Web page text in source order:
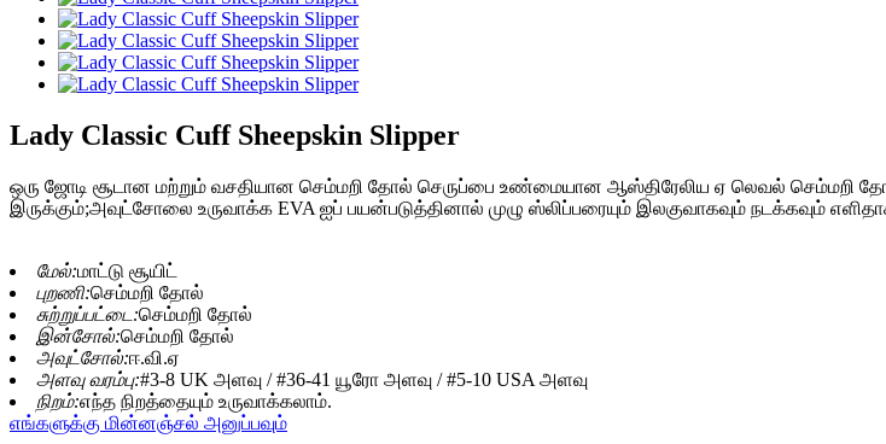
Lady Classic Cuff Sheepskin Slipper
ஒரு ஜோடி சூடான மற்றும் வசதியான செம்மறி தோல் செருப்பை உண்மையான ஆஸ்திரேலிய ஏ லெவல் செம்மறி
இருக்கும்;அவுட்சோலை உருவாக்க EVA ஐப் பயன்படுத்தினால் முழு ஸ்லிப்பரையும் இலகுவாகவும் நடக்கவும்
மேல்:மாட்டு சூயிட்
புறணி:செம்மறி தோல்
சுற்றுப்பட்டை:செம்மறி தோல்
இன்சோல்:செம்மறி தோல்
அவுட்சோல்:ஈ.வி.ஏ
அளவு வரம்பு:#3-8 UK அளவு / #36-41 யூரோ அளவு / #5-10 USA அளவு
நிறம்:எந்த நிறத்தையும் உருவாக்கலாம்.
எங்களுக்கு மின்னஞ்சல் அனுப்பவும்